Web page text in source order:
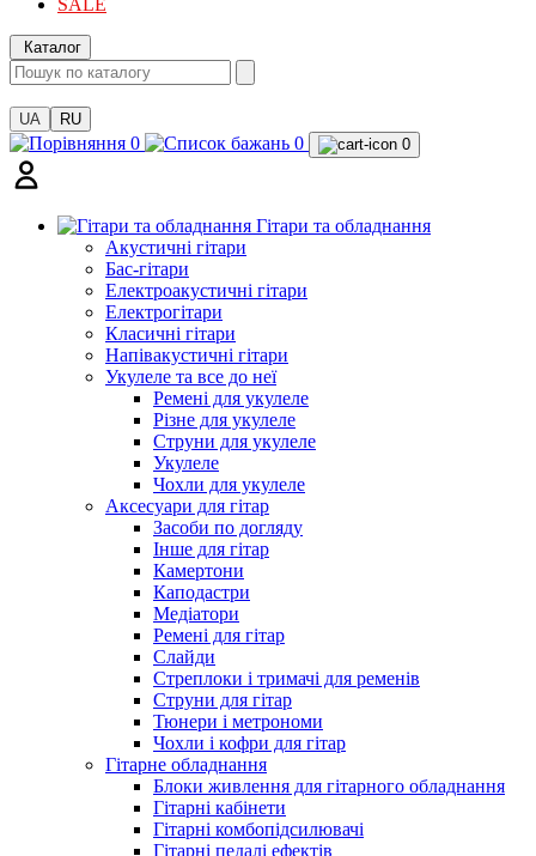
SALE
Каталог
UA RU
0 0 0
Гітари та обладнання
Акустичні гітари
Бас-гітари
Електроакустичні гітари
Електрогітари
Класичні гітари
Напівакустичні гітари
Укулеле та все до неї
Ремені для укулеле
Різне для укулеле
Струни для укулеле
Укулеле
Чохли для укулеле
Аксесуари для гітар
Засоби по догляду
Інше для гітар
Камертони
Каподастри
Медіатори
Ремені для гітар
Слайди
Стреплоки і тримачі для ременів
Струни для гітар
Тюнери і метрономи
Чохли і кофри для гітар
Гітарне обладнання
Блоки живлення для гітарного обладнання
Гітарні кабінети
Гітарні комбопідсилювачі
Гітарні педалі ефектів